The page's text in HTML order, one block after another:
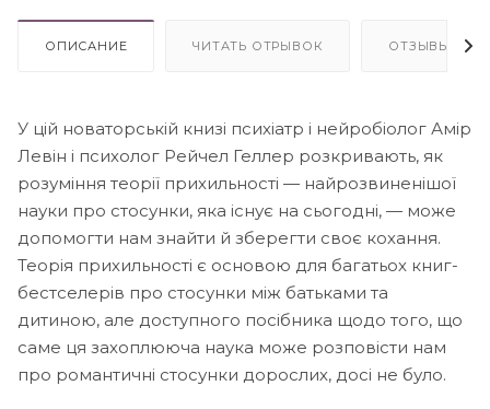
ОПИСАНИЕ ЧИТАТЬ ОТРЫВОК ОТЗЫВЫ
У цій новаторській книзі психіатр і нейробіолог Амір
Левін і психолог Рейчел Геллер розкривають, як
розуміння теорії прихильності — найрозвиненішої
науки про стосунки, яка існує на сьогодні, — може
допомогти нам знайти й зберегти своє кохання.
Теорія прихильності є основою для багатьох книг-
бестселерів про стосунки між батьками та
дитиною, але доступного посібника щодо того, що
саме ця захоплююча наука може розповісти нам
про романтичні стосунки дорослих, досі не було.